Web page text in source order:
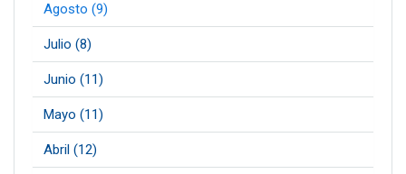
Agosto (9)
Julio (8)
Junio (11)
Mayo (11)
Abril (12)